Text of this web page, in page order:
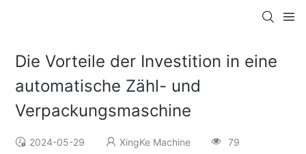
Die Vorteile der Investition in eine
automatische Zähl- und
Verpackungsmaschine
2024-05-29 XingKe Machine 79